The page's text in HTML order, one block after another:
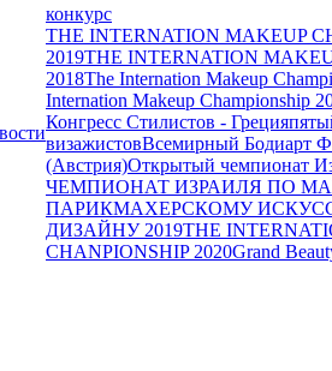
конкурс
THE INTERNATION MAKEUP
2019THE INTERNATION
2018The Internation Makeup
Internation Makeup Championship
Конгресс Стилистов - Греция
визажистовВсемирный Бодиарт
(Австрия)Открытый чемпионат
ЧЕМПИОНАТ ИЗРАИЛЯ ПО
ПАРИКМАХЕРСКОМУ
ДИЗАЙНУ 2019THE
CHANPIONSHIP 2020Grand